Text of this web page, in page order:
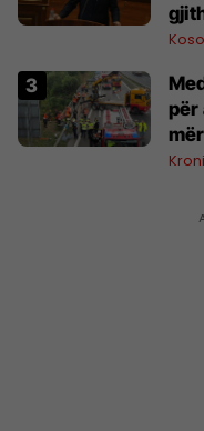
për